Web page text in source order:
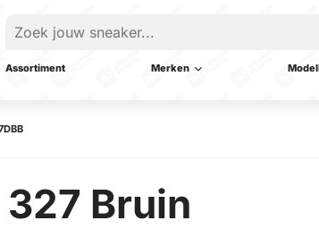
Assortiment Merken
Bruin